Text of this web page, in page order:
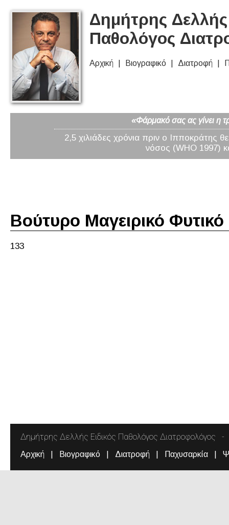
Δημήτρης
Παθολόγος
Αρχική Βιογραφικό Διατροφή
«Φάρμακό σας ας γίνει η
2,5 χιλιάδες χρόνια πριν ο Ιπποκράτης
νόσος (WHO 1997)
Βούτυρο Μαγειρικό
133
Δημήτρης Δελλής Ειδικός Παθολόγος Διατροφολόγος
Αρχική Βιογραφικό Διατροφή Παχυσαρκία